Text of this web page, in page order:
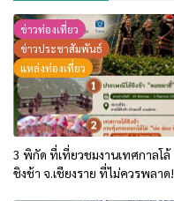
ข่าวท่องเที่ยว
ข่าวประชาสัมพันธ์
แหล่งท่องเที่ยว
3 พิกัด ที่เที่ยวชมงานเทศกาลโล้
ชิงช้า จ.เชียงราย ที่ไม่ควรพลาด!